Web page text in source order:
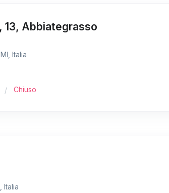
13, Abbiategrasso
Italia
Chiuso
Italia